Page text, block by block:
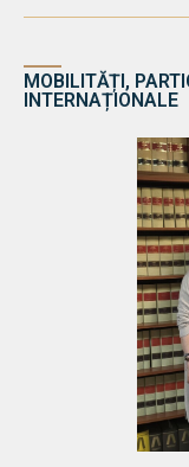
MOBILITĂȚI,
INTERNAȚIONALE